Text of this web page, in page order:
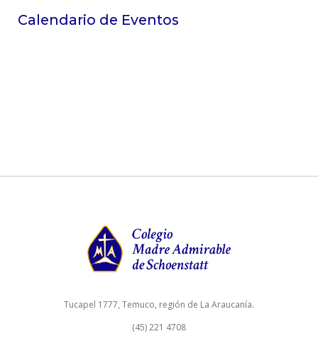
Calendario de Eventos
Tucapel 1777, Temuco, región de La Araucanía.
(45) 221 4708